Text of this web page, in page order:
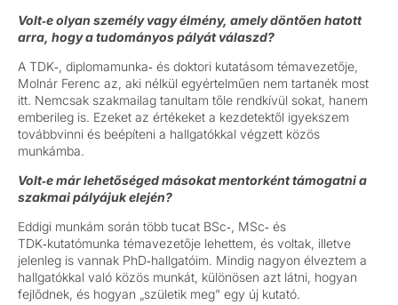
Volt‑e olyan személy vagy élmény, amely döntően hatott
arra, hogy a tudományos pályát válaszd?
A TDK‑, diplomamunka‑ és doktori kutatásom témavezetője,
Molnár Ferenc az, aki nélkül egyértelműen nem tartanék most
itt. Nemcsak szakmailag tanultam tőle rendkívül sokat, hanem
emberileg is. Ezeket az értékeket a kezdetektől igyekszem
továbbvinni és beépíteni a hallgatókkal végzett közös
munkámba.
Volt‑e már lehetőséged másokat mentorként támogatni a
szakmai pályájuk elején?
Eddigi munkám során több tucat BSc‑, MSc‑ és
TDK‑kutatómunka témavezetője lehettem, és voltak, illetve
jelenleg is vannak PhD‑hallgatóim. Mindig nagyon élveztem a
hallgatókkal való közös munkát, különösen azt látni, hogyan
fejlődnek, és hogyan „születik meg” egy új kutató.